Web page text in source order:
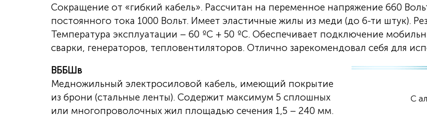
Сокращение от «гибкий кабель». Рассчитан на переменное напряжение 660
постоянного тока 1000 Вольт. Имеет эластичные жилы из меди (до 6-ти штук).
Температура эксплуатации – 60 ºС + 50 ºС. Обеспечивает подключение
сварки, генераторов, тепловентиляторов. Отлично зарекомендовал себя для
С
ВББШв
Медножильный электросиловой кабель, имеющий покрытие
из брони (стальные ленты). Содержит максимум 5 сплошных
или многопроволочных жил площадью сечения 1,5 – 240 мм.